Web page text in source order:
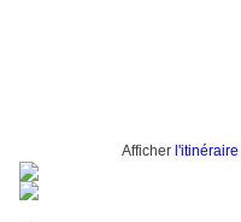
Afficher l'itinéraire